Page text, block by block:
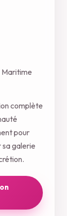
Maritime
complète
pour
sa galerie